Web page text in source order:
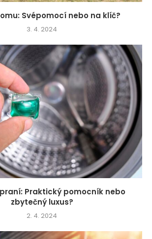
Svépomocí nebo na klíč?
3. 4. 2024
Praktický pomocník nebo
zbytečný luxus?
2. 4. 2024